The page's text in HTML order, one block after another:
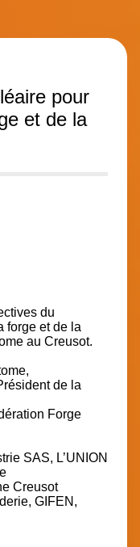
pour
et de la
du
forge et de la
au Creusot.
,
de la
Forge
SAS, L’UNION
Creusot
, GIFEN ,